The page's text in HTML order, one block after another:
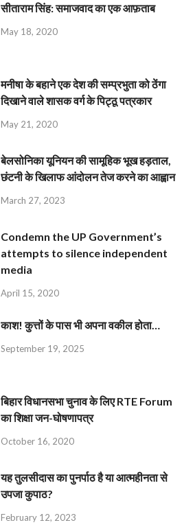
सीताराम सिंह: समाजवाद का एक आफ़ताब
May 18, 2020
मनीषा के बहाने एक देश की सम्प्रभुता को ठेंगा
दिखाने वाले शासक वर्ग के पिट्ठू पत्रकार
May 21, 2020
बेलसोनिका यूनियन की सामूहिक भूख हड़ताल,
छंटनी के खिलाफ आंदोलन तेज करने का आह्वान
March 27, 2023
Condemn the UP Government’s
attempts to silence independent
media
April 15, 2020
काश! कुत्तों के पास भी अपना वकील होता…
September 19, 2025
बिहार विधानसभा चुनाव के लिए RTE Forum
का शिक्षा जन-घोषणापत्र
October 16, 2020
यह तुलसीदास का पुनर्पाठ है या आत्महीनता से
उपजा कुपाठ?
February 12, 2023